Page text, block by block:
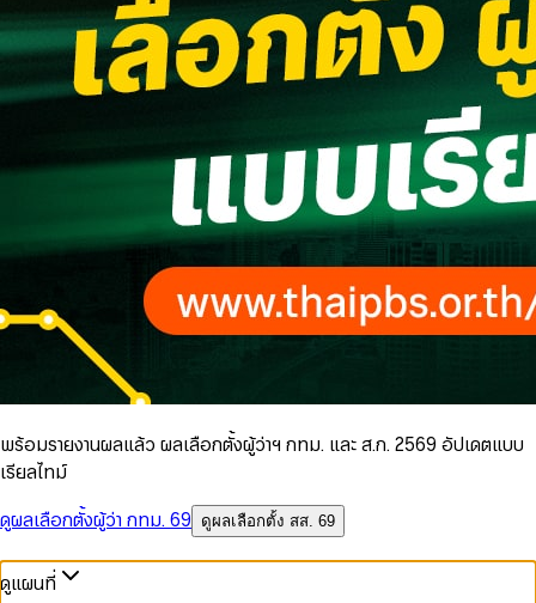
พร้อมรายงานผลแล้ว ผลเลือกตั้งผู้ว่าฯ กทม. และ ส.ก. 2569 อัปเดตแบบ
เรียลไทม์
ดูผลเลือกตั้งผู้ว่า กทม. 69
ดูผลเลือกตั้ง สส. 69
ดูแผนที่